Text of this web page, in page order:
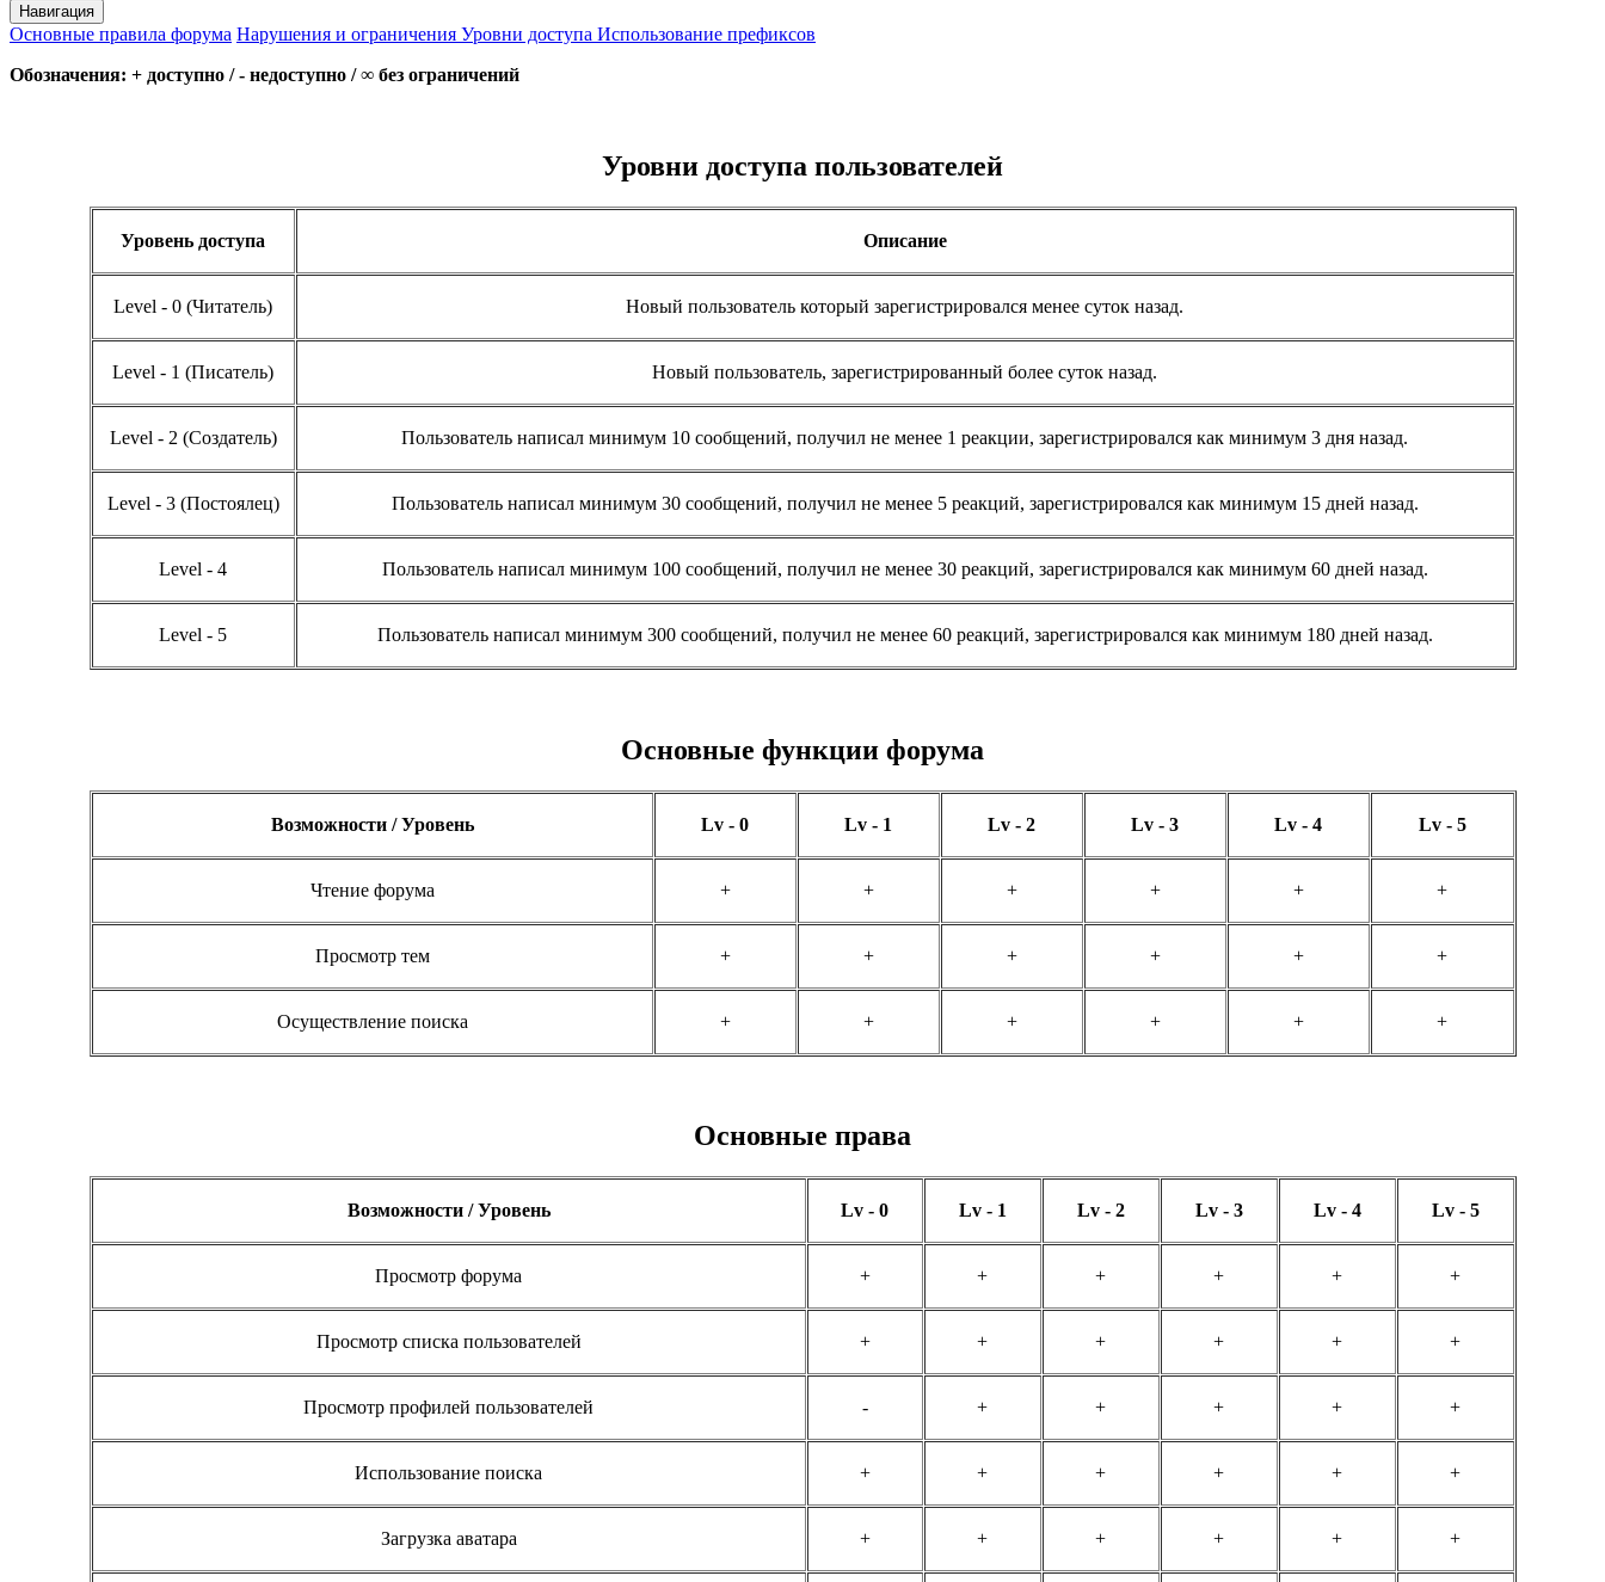
Навигация
Основные правила форума Нарушения и ограничения Уровни доступа Использование префиксов
Обозначения: + доступно / - недоступно /∞ без ограничений
Уровни доступа пользователей
Уровень доступа Описание
Level - 0 (Читатель) Новый пользователь который зарегистрировался менее суток назад.
Level - 1 (Писатель) Новый пользователь, зарегистрированный более суток назад.
Level - 2 (Создатель) Пользователь написал минимум 10 сообщений, получил не менее 1 реакции, зарегистрировался как минимум 3 дня назад.
Level - 3 (Постоялец) Пользователь написал минимум 30 сообщений, получил не менее 5 реакций, зарегистрировался как минимум 15 дней назад.
Level - 4 Пользователь написал минимум 100 сообщений, получил не менее 30 реакций, зарегистрировался как минимум 60 дней назад.
Level - 5 Пользователь написал минимум 300 сообщений, получил не менее 60 реакций, зарегистрировался как минимум 180 дней назад.
Основные функции форума
Возможности / Уровень Lv - 0 Lv - 1 Lv - 2 Lv - 3 Lv - 4 Lv - 5
Чтение форума + + + + + +
Просмотр тем + + + + + +
Осуществление поиска + + + + + +
Основные права
Возможности / Уровень Lv - 0 Lv - 1 Lv - 2 Lv - 3 Lv - 4 Lv - 5
Просмотр форума + + + + + +
Просмотр списка пользователей + + + + + +
Просмотр профилей пользователей - + + + + +
Использование поиска + + + + + +
Загрузка аватара + + + + + +